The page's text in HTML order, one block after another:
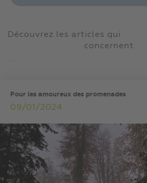
Découvrez les articles qui
concernent
...
Pour les amoureux des promenades
09/01/2024